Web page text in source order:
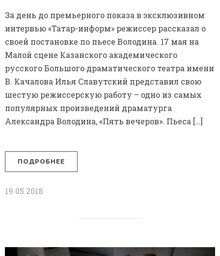
За день до премьерного показа в эксклюзивном
интервью «Татар-информ» режиссер рассказал о
своей постановке по пьесе Володина. 17 мая на
Малой сцене Казанского академического
русского Большого драматического театра имени
В. Качалова Илья Славутский представил свою
шестую режиссерскую работу – одно из самых
популярных произведений драматурга
Александра Володина, «Пять вечеров». Пьеса […]
ПОДРОБНЕЕ
19.05.2018